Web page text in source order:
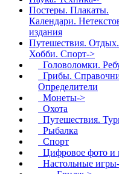
Постеры. Плакаты.
Календари.
издания
Путешествия. Отдых.
Хобби. Спорт->
Головоломки.
Грибы.
Определители
Монеты->
Охота
Путешествия.
Рыбалка
Спорт
Цифровое фото и
Настольные игры